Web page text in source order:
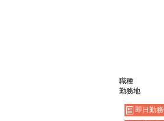
職種
勤務地
即日勤